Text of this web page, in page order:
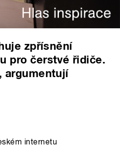
zpřísnění
pro čerstvé řidiče.
argumentují
internetu